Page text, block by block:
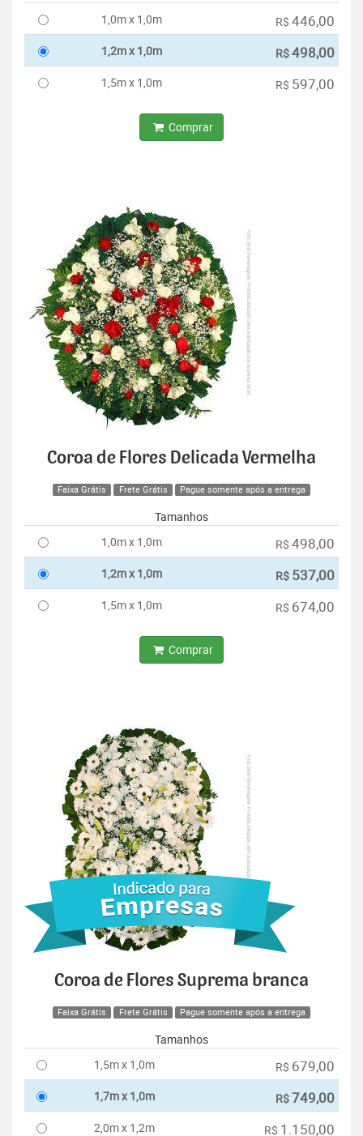
1,0m x 1,0m
R$ 446,00
1,2m x 1,0m R$498,00
1,5m x 1,0m R$ 597,00
Comprar
Coroa de Flores Delicada Vermelha
Faixa Grátis Frete Grátis Pague somente após a entrega
Tamanhos
1,0m x 1,0m
R$ 498,00
1,2m x 1,0m R$ 537,00
1,5m x 1,0m R$ 674,00
Comprar
Coroa de Flores Suprema branca
Faixa Grátis Frete Grátis Pague somente após a entrega
Tamanhos
1,5m x 1,0m
R$ 679,00
1,7m x 1,0m R$749,00
2,0m x 1,2m R$ 1.150,00